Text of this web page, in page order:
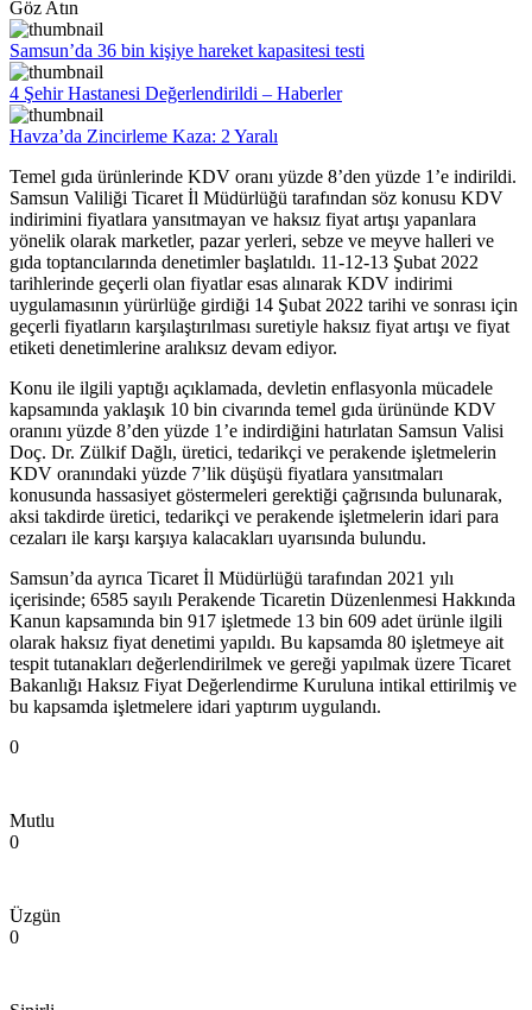
Göz Atın
Samsun’da 36 bin kişiye hareket kapasitesi testi
4 Şehir Hastanesi Değerlendirildi – Haberler
Havza’da Zincirleme Kaza: 2 Yaralı
Temel gıda ürünlerinde KDV oranı yüzde 8’den yüzde 1’e indirildi.
Samsun Valiliği Ticaret İl Müdürlüğü tarafından söz konusu KDV
indirimini fiyatlara yansıtmayan ve haksız fiyat artışı yapanlara
yönelik olarak marketler, pazar yerleri, sebze ve meyve halleri ve
gıda toptancılarında denetimler başlatıldı. 11-12-13 Şubat 2022
tarihlerinde geçerli olan fiyatlar esas alınarak KDV indirimi
uygulamasının yürürlüğe girdiği 14 Şubat 2022 tarihi ve sonrası için
geçerli fiyatların karşılaştırılması suretiyle haksız fiyat artışı ve fiyat
etiketi denetimlerine aralıksız devam ediyor.
Konu ile ilgili yaptığı açıklamada, devletin enflasyonla mücadele
kapsamında yaklaşık 10 bin civarında temel gıda ürününde KDV
oranını yüzde 8’den yüzde 1’e indirdiğini hatırlatan Samsun Valisi
Doç. Dr. Zülkif Dağlı, üretici, tedarikçi ve perakende işletmelerin
KDV oranındaki yüzde 7’lik düşüşü fiyatlara yansıtmaları
konusunda hassasiyet göstermeleri gerektiği çağrısında bulunarak,
aksi takdirde üretici, tedarikçi ve perakende işletmelerin idari para
cezaları ile karşı karşıya kalacakları uyarısında bulundu.
Samsun’da ayrıca Ticaret İl Müdürlüğü tarafından 2021 yılı
içerisinde; 6585 sayılı Perakende Ticaretin Düzenlenmesi Hakkında
Kanun kapsamında bin 917 işletmede 13 bin 609 adet ürünle ilgili
olarak haksız fiyat denetimi yapıldı. Bu kapsamda 80 işletmeye ait
tespit tutanakları değerlendirilmek ve gereği yapılmak üzere Ticaret
Bakanlığı Haksız Fiyat Değerlendirme Kuruluna intikal ettirilmiş ve
bu kapsamda işletmelere idari yaptırım uygulandı.
0
Mutlu
0
Üzgün
0